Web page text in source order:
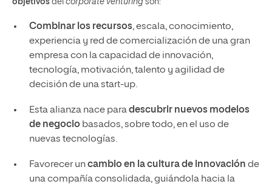
Combinar los recursos, escala, conocimiento,
experiencia y red de comercialización de una gran
empresa con la capacidad de innovación,
tecnología, motivación, talento y agilidad de
decisión de una start-up.
Esta alianza nace paradescubrir nuevos modelos
de negociobasados, sobre todo, en el uso de
nuevas tecnologías.
Favorecer uncambio en la cultura de innovación de
una compañía consolidada, guiándola hacia la